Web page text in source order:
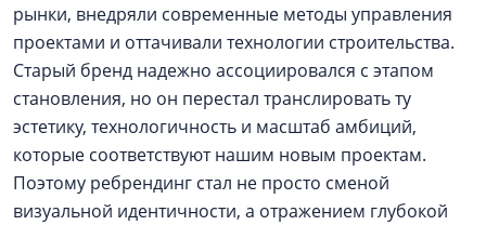
рынки, внедряли современные методы управления
проектами и оттачивали технологии строительства.
Старый бренд надежно ассоциировался с этапом
становления, но он перестал транслировать ту
эстетику, технологичность и масштаб амбиций,
которые соответствуют нашим новым проектам.
Поэтому ребрендинг стал не просто сменой
визуальной идентичности, а отражением глубокой